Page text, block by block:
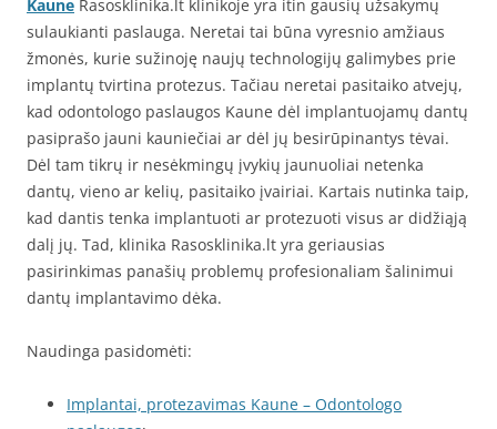
Kaune Rasosklinika.lt klinikoje yra itin gausių užsakymų
sulaukianti paslauga. Neretai tai būna vyresnio amžiaus
žmonės, kurie sužinoję naujų technologijų galimybes prie
implantų tvirtina protezus. Tačiau neretai pasitaiko atvejų,
kad odontologo paslaugos Kaune dėl implantuojamų dantų
pasiprašo jauni kauniečiai ar dėl jų besirūpinantys tėvai.
Dėl tam tikrų ir nesėkmingų įvykių jaunuoliai netenka
dantų, vieno ar kelių, pasitaiko įvairiai. Kartais nutinka taip,
kad dantis tenka implantuoti ar protezuoti visus ar didžiąją
dalį jų. Tad, klinika Rasosklinika.lt yra geriausias
pasirinkimas panašių problemų profesionaliam šalinimui
dantų implantavimo dėka.
Naudinga pasidomėti:
Implantai, protezavimas Kaune – Odontologo